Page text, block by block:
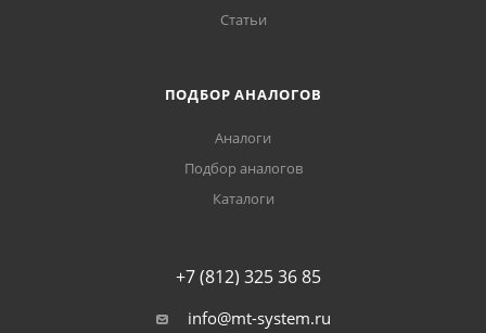
Статьи
ПОДБОР АНАЛОГОВ
Аналоги
Подбор аналогов
Каталоги
+7 (812) 325 36 85
info@mt-system.ru